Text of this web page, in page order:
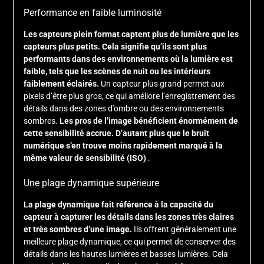
Performance en faible luminosité
Les capteurs plein format captent plus de lumière que les
capteurs plus petits. Cela signifie qu’ils sont plus
performants dans des environnements où la lumière est
faible, tels que les scènes de nuit ou les intérieurs
faiblement éclairés. Un capteur plus grand permet aux
pixels d’être plus gros, ce qui améliore l’enregistrement des
détails dans des zones d’ombre ou des environnements
sombres. Les pros de l’image bénéficient énormément de
cette sensibilité accrue. D’autant plus que le bruit
numérique s’en trouve moins rapidement marqué à la
même valeur de sensibilité (ISO) .
Une plage dynamique supérieure
La plage dynamique fait référence à la capacité du
capteur à capturer les détails dans les zones très claires
et très sombres d’une image. Ils offrent généralement une
meilleure plage dynamique, ce qui permet de conserver des
détails dans les hautes lumières et basses lumières. Cela